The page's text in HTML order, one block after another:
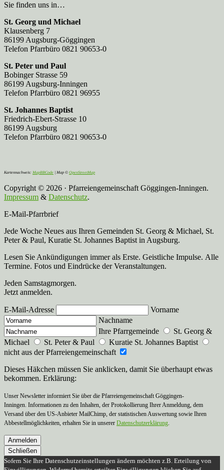
Sie finden uns in…
St. Georg und Michael
Klausenberg 7
86199 Augsburg-Göggingen
Telefon Pfarrbüro 0821 90653-0
St. Peter und Paul
Bobinger Strasse 59
86199 Augsburg-Inningen
Telefon Pfarrbüro 0821 96955
St. Johannes Baptist
Friedrich-Ebert-Strasse 10
86199 Augsburg
Telefon Pfarrbüro 0821 90653-0
Kartennachweis: MapBBCode | Map © OpenStreetMap
Copyright © 2026 · Pfarreiengemeinschaft Göggingen-Inningen.
Impressum & Datenschutz.
E-Mail-Pfarrbrief
Jede Woche Neues aus Ihren Gemeinden St. Georg & Michael, St.
Peter & Paul, Kuratie St. Johannes Baptist in Augsburg.
Lesen Sie Ankündigungen immer als Erste. Geistliche Impulse. Alle
Termine. Fotos und Eindrücke der Veranstaltungen.
Jeden Samstagmorgen.
Jetzt anmelden.
E-Mail-Adresse
Vorname
Nachname
Ihre Pfarrgemeinde
St. Georg &
Michael
St. Peter & Paul
Kuratie St. Johannes Baptist
nicht aus der Pfarreiengemeinschaft
Dieses Häkchen müssen Sie anklicken, damit Sie überhaupt etwas
bekommen. Erklärung:
Unser Newsletter informiert Sie über die Pfarreiengemeinschaft Göggingen-
Inningen. Informationen zu den Inhalten, der Protokollierung Ihrer Anmeldung, dem
Versand über den US-Anbieter MailChimp, der statistischen Auswertung sowie Ihren
Abbestellmöglichkeiten, erhalten Sie in unserer Datenschutzerklärung.
Anmelden
Schließen
Sofern Sie Ihre Datenschutzeinstellungen ändern möchten z.B. Erteilung von